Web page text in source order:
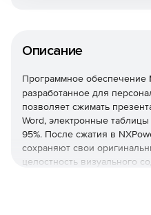
Описание
Программное обеспечение
разработанное для
позволяет сжимать
Word, электронные
95%. После сжатия в
сохраняют свои
целостность визуального